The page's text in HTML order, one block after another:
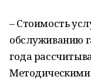
– Стоимость
обслуживанию
года
Методическими